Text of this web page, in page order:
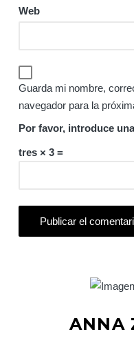
Web
Guarda mi nombre,
navegador para la
Por favor, introduce
tres × 3 =
ANNA